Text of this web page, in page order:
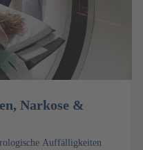
Narkose &
Auffälligkeiten